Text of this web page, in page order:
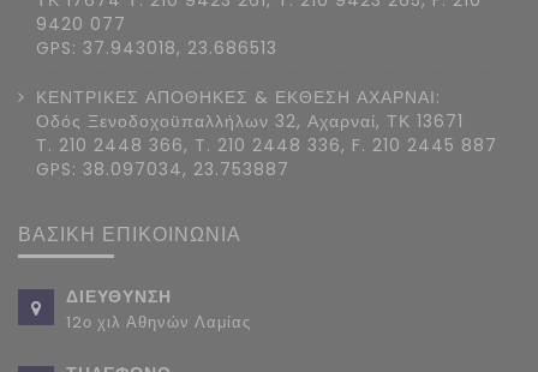
9420 077
GPS: 37.943018, 23.686513
ΚΕΝΤΡΙΚΕΣ ΑΠΟΘΗΚΕΣ & ΕΚΘΕΣΗ ΑΧΑΡΝΑΙ:
Οδός Ξενοδοχοϋπαλλήλων 32, Αχαρναί, ΤΚ 13671
Τ. 210 2448 366, T. 210 2448 336, F. 210 2445 887
GPS: 38.097034, 23.753887
ΒΑΣΙΚΗ ΕΠΙΚΟΙΝΩΝΙΑ
ΔΙΕΥΘΥΝΣΗ
12ο χιλ Αθηνών Λαμίας